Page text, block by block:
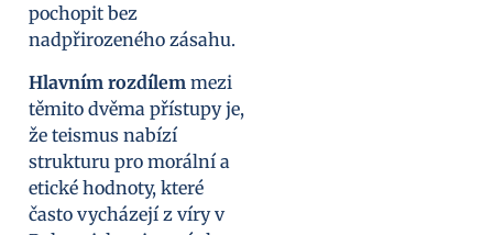
pochopit bez
nadpřirozeného zásahu.
Hlavním rozdílem mezi
těmito dvěma přístupy je,
že teismus nabízí
strukturu pro morální a
etické hodnoty, které
často vycházejí z víry v